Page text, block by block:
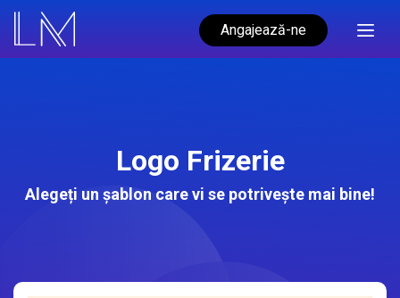
Angajează-ne
Logo Frizerie
Alegeți un șablon care vi se potrivește mai bine!